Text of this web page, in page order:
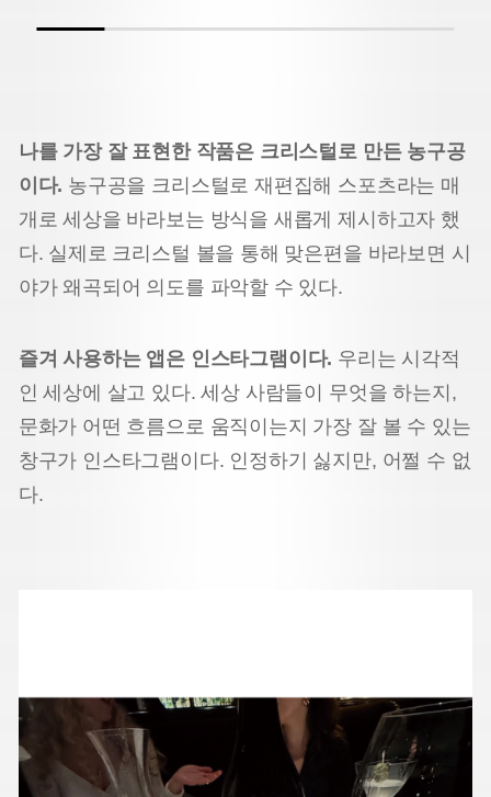
나를 가장 잘 표현한 작품은 크리스털로 만든 농구공
이다. 농구공을 크리스털로 재편집해 스포츠라는 매
개로 세상을 바라보는 방식을 새롭게 제시하고자 했
다. 실제로 크리스털 볼을 통해 맞은편을 바라보면 시
야가 왜곡되어 의도를 파악할 수 있다.
즐겨 사용하는 앱은 인스타그램이다. 우리는 시각적
인 세상에 살고 있다. 세상 사람들이 무엇을 하는지,
문화가 어떤 흐름으로 움직이는지 가장 잘 볼 수 있는
창구가 인스타그램이다. 인정하기 싫지만, 어쩔 수 없
다.